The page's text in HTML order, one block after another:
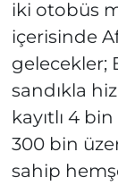
iki otobüs
içerisinde
gelecekler;
sandıkla
kayıtlı 4
300 bin
sahip